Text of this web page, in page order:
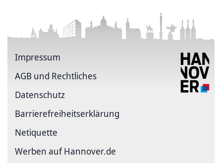
Impressum
AGB und Rechtliches
Datenschutz
Barriere­freiheits­erklärung
Netiquette
Werben auf Hannover.de